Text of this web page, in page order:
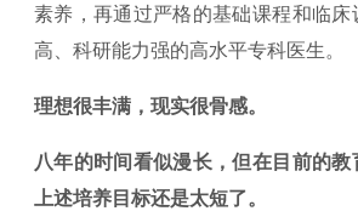
素养，再通过严格的基础课程和临
高、科研能力强的高水平专科医生。
理想很丰满，现实很骨感。
八年的时间看似漫长，但在目前的
上述培养目标还是太短了。